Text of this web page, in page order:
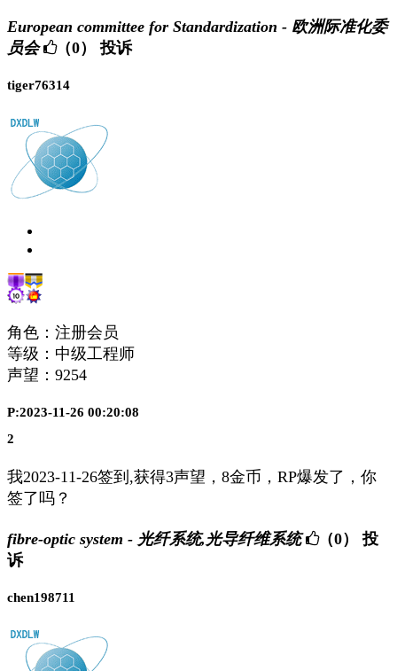
European committee for Standardization - 欧洲际准化委
员会
（0） 投诉
tiger76314
角色：注册会员
等级：中级工程师
声望： 9254
P:2023-11-26 00:20:08
2
我2023-11-26签到,获得3声望，8金币，RP爆发了，你
签了吗？
fibre-optic system - 光纤系统,光导纤维系统 （0）
投
诉
chen198711